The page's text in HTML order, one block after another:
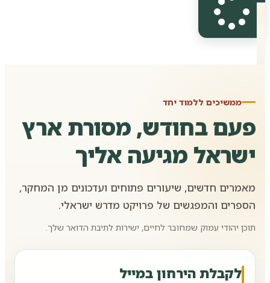
ממשיכים ללמוד יחד
פעם בחודש, מסורת ארץ
ישראל מגיעה אליך
מאמרים חדשים, שיעורים פתוחים ועדכונים מן המחקר,
הספרים והמפגשים של פרויקט מדרש ישראלי.
תוכן יהודי עמוק שמחובר לחיים, ישירות לתיבת הדואר שלך.
לקבלת הירחון במייל